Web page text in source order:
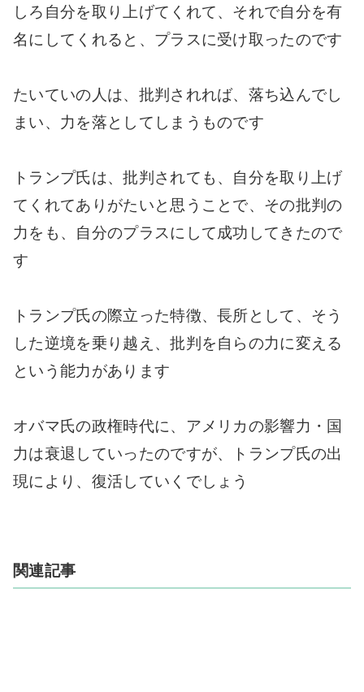
しろ自分を取り上げてくれて、それで自分を有
名にしてくれると、プラスに受け取ったのです
たいていの人は、批判されれば、落ち込んでし
まい、力を落としてしまうものです
トランプ氏は、批判されても、自分を取り上げ
てくれてありがたいと思うことで、その批判の
力をも、自分のプラスにして成功してきたので
す
トランプ氏の際立った特徴、長所として、そう
した逆境を乗り越え、批判を自らの力に変える
という能力があります
オバマ氏の政権時代に、アメリカの影響力・国
力は衰退していったのですが、トランプ氏の出
現により、復活していくでしょう
関連記事